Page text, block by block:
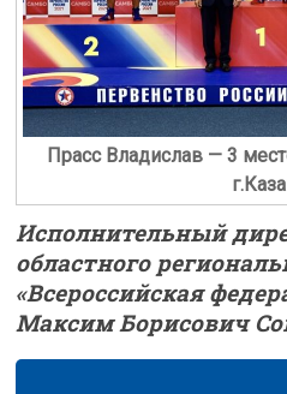
Прасс Владислав — 3
Исполнительный
областного
«Всероссийская
Максим Борисович